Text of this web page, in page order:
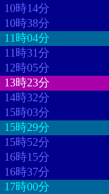
10時14分
10時38分
11時04分
11時31分
12時05分
13時23分
14時32分
15時03分
15時29分
15時52分
16時15分
16時37分
17時00分